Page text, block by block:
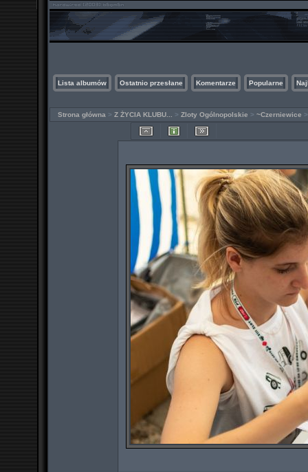
Lista albumów Ostatnio przesłane Komentarze Popularne
Strona główna > Z ŻYCIA KLUBU... > Zloty Ogólnopolskie > ~Czerniewice